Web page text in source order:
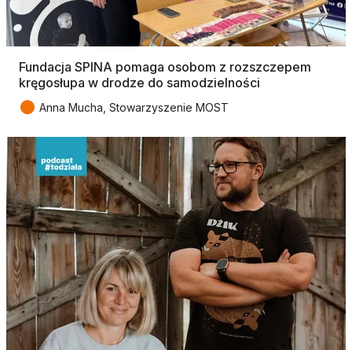
Fundacja SPINA pomaga osobom z rozszczepem
kręgosłupa w drodze do samodzielności
● Anna Mucha, Stowarzyszenie MOST